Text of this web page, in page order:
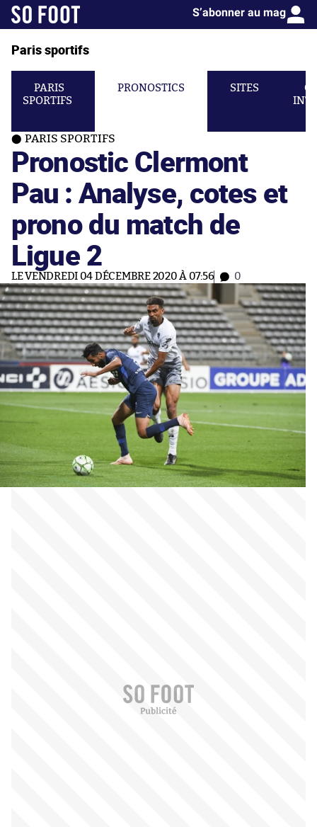
S’abonner au mag
Paris sportifs
PARIS
SPORTIFS
PRONOSTICS SITES
PARIS SPORTIFS
Pronostic Clermont
Pau : Analyse, cotes et
prono du match de
Ligue 2
LE VENDREDI 04 DÉCEMBRE 2020 À 07:56 0